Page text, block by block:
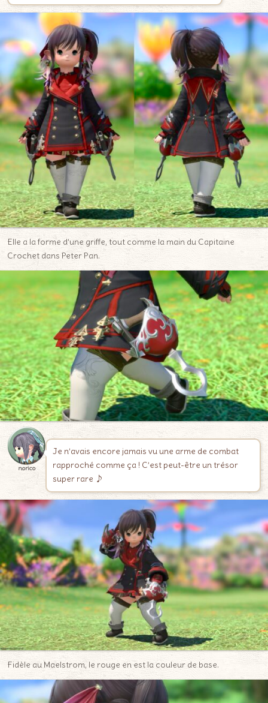
Elle a la forme d’une griffe, tout comme la main du Capitaine
Crochet dans Peter Pan.
norico
Je n’avais encore jamais vu une arme de combat
rapproché comme ça ! C’est peut-être un trésor
super rare ♪
Fidèle au Maelstrom, le rouge en est la couleur de base.